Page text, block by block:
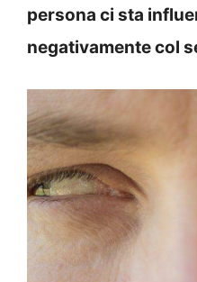
persona ci sta
negativamente col